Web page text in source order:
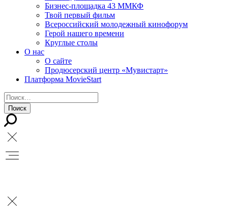
Бизнес-площадка 43 ММКФ
Твой первый фильм
Всероссийский молодежный кинофорум
Герой нашего времени
Круглые столы
О нас
О сайте
Продюсерский центр «Мувистарт»
Платформа MovieStart